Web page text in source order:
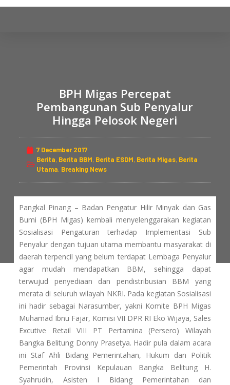
BPH Migas Percepat
Pembangunan Sub Penyalur
Hingga Pelosok Negeri
7 December 2017
Berita, Berita BBM, Berita ESDM, Berita Migas, Berita
Utama, Breaking News
Pangkal Pinang – Badan Pengatur Hilir Minyak dan Gas
Bumi (BPH Migas) kembali menyelenggarakan kegiatan
Sosialisasi Pengaturan terhadap Implementasi Sub
Penyalur dengan tujuan utama membantu masyarakat di
daerah terpencil yang belum terdapat Lembaga Penyalur
agar mudah mendapatkan BBM, sehingga dapat
terwujud penyediaan dan pendistribusian BBM yang
merata di seluruh wilayah NKRI. Pada kegiatan Sosialisasi
ini hadir sebagai Narasumber, yakni Komite BPH Migas
Muhamad Ibnu Fajar, Komisi VII DPR RI Eko Wijaya, Sales
Excutive Retail VIII PT Pertamina (Persero) Wilayah
Bangka Belitung Donny Prasetya. Hadir pula dalam acara
ini Staf Ahli Bidang Pemerintahan, Hukum dan Politik
Pemerintah Provinsi Kepulauan Bangka Belitung H.
Syahrudin, Asisten I Bidang Pemerintahan dan